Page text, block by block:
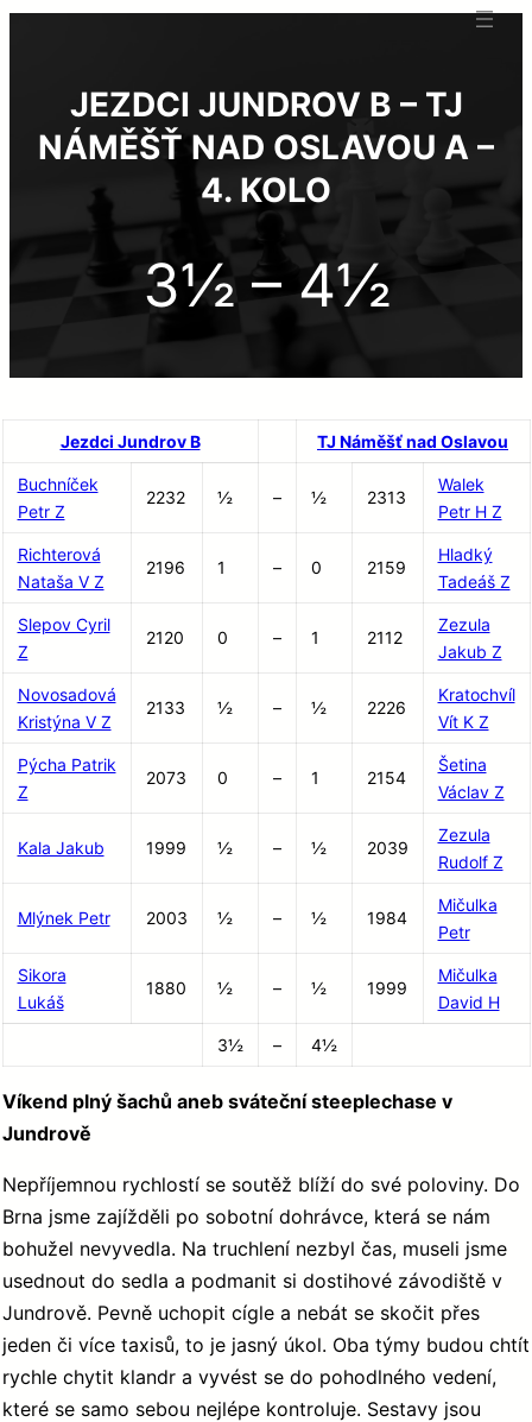
JEZDCI JUNDROV B – TJ
NÁMĚŠŤ NAD OSLAVOU A –
4. KOLO
3½ – 4½
Jezdci Jundrov B TJ Náměšť nad Oslavou
Buchníček
Petr Z
2232 ½ – ½ 2313
Walek
Petr H Z
Richterová
Nataša V Z
2196 1 – 0 2159
Hladký
Tadeáš Z
Slepov Cyril
Z
2120 0 – 1 2112
Zezula
Jakub Z
Novosadová
Kristýna V Z
2133 ½ – ½ 2226
Kratochvíl
Vít K Z
Pýcha Patrik
Z
2073 0 – 1 2154
Šetina
Václav Z
Kala Jakub 1999 ½ – ½ 2039
Zezula
Rudolf Z
Mlýnek Petr 2003 ½ – ½ 1984
Mičulka
Petr
Sikora
Lukáš
1880 ½ – ½ 1999
Mičulka
David H
3½ – 4½
Víkend plný šachů aneb sváteční steeplechase v
Jundrově
Nepříjemnou rychlostí se soutěž blíží do své poloviny. Do
Brna jsme zajížděli po sobotní dohrávce, která se nám
bohužel nevyvedla. Na truchlení nezbyl čas, museli jsme
usednout do sedla a podmanit si dostihové závodiště v
Jundrově. Pevně uchopit cígle a nebát se skočit přes
jeden či více taxisů, to je jasný úkol. Oba týmy budou chtít
rychle chytit klandr a vyvést se do pohodlného vedení,
které se samo sebou nejlépe kontroluje. Sestavy jsou